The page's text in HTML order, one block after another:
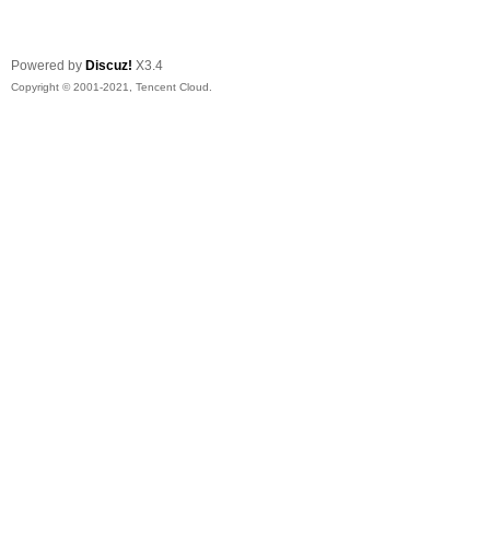
Powered by Discuz! X3.4
Copyright © 2001-2021, Tencent Cloud.